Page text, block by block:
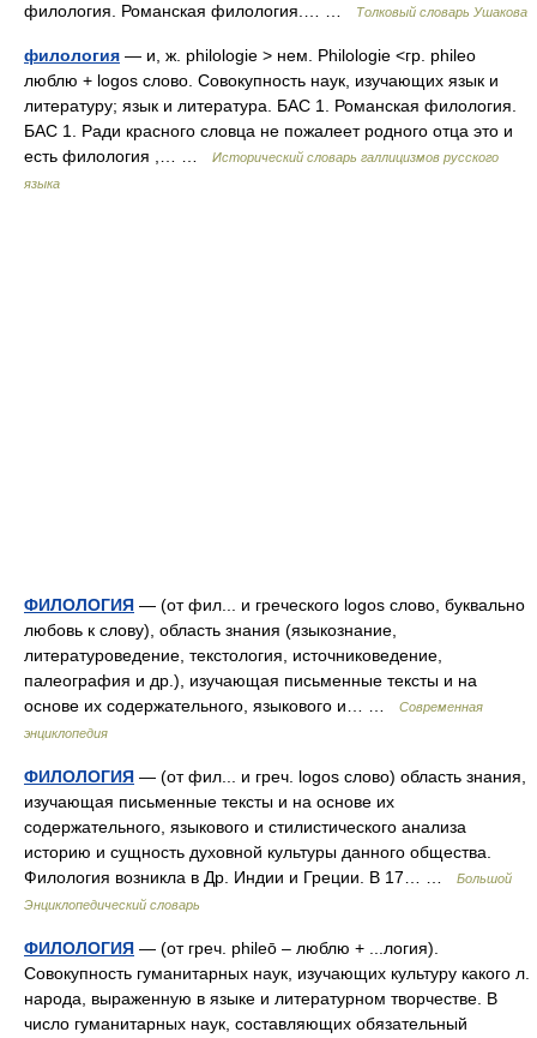
филология. Романская филология.… …
Толковый словарь Ушакова
филология — и, ж. philologie > нем. Philologie <гр. phileo
люблю + logos слово. Совокупность наук, изучающих язык и
литературу; язык и литература. БАС 1. Романская филология.
БАС 1. Ради красного словца не пожалеет родного отца это и
есть филология ,… …
Исторический словарь галлицизмов русского
языка
ФИЛОЛОГИЯ — (от фил... и греческого logos слово, буквально
любовь к слову), область знания (языкознание,
литературоведение, текстология, источниковедение,
палеография и др.), изучающая письменные тексты и на
основе их содержательного, языкового и… …
Современная
энциклопедия
ФИЛОЛОГИЯ — (от фил... и греч. logos слово) область знания,
изучающая письменные тексты и на основе их
содержательного, языкового и стилистического анализа
историю и сущность духовной культуры данного общества.
Филология возникла в Др. Индии и Греции. В 17… …
Большой
Энциклопедический словарь
ФИЛОЛОГИЯ — (от греч. phileō – люблю + ...логия).
Совокупность гуманитарных наук, изучающих культуру какого л.
народа, выраженную в языке и литературном творчестве. В
число гуманитарных наук, составляющих обязательный